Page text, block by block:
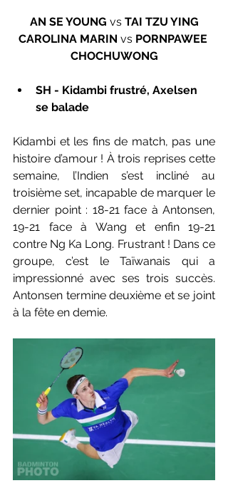
AN SE YOUNG vs TAI TZU YING
CAROLINA MARIN vs PORNPAWEE
CHOCHUWONG
SH - Kidambi frustré, Axelsen
se balade
Kidambi et les fins de match, pas une
histoire d’amour ! À trois reprises cette
semaine, l’Indien s’est incliné au
troisième set, incapable de marquer le
dernier point : 18-21 face à Antonsen,
19-21 face à Wang et enfin 19-21
contre Ng Ka Long. Frustrant ! Dans ce
groupe, c’est le Taïwanais qui a
impressionné avec ses trois succès.
Antonsen termine deuxième et se joint
à la fête en demie.